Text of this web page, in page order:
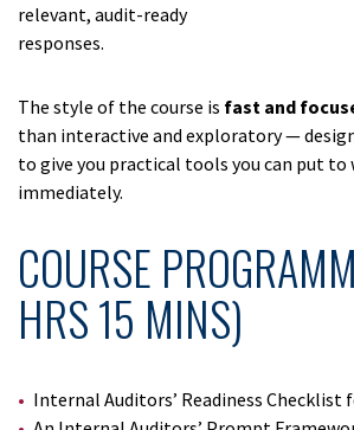
relevant, audit-ready
responses.
The style of the course is fast and
than interactive and exploratory —
to give you practical tools you can put to
immediately.
COURSE
HRS 15 MINS)
Internal Auditors’ Readiness